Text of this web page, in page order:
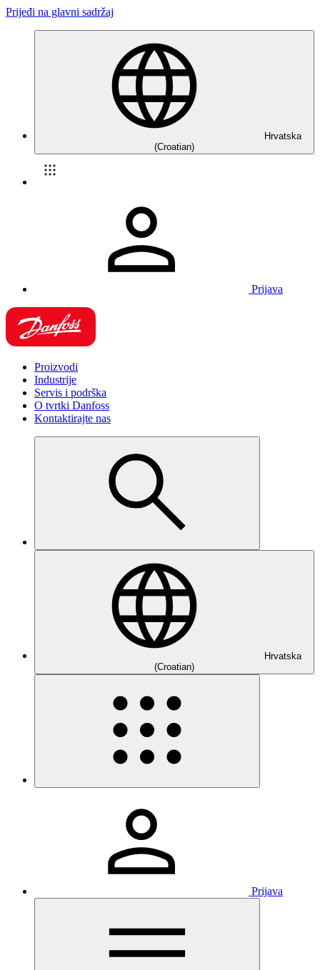
Prijeđi na glavni sadržaj
Hrvatska
(Croatian)
Prijava
Proizvodi
Industrije
Servis i podrška
O tvrtki Danfoss
Kontaktirajte nas
Hrvatska
(Croatian)
Prijava